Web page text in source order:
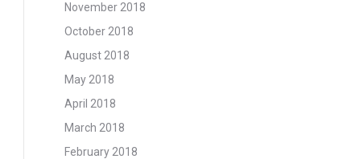
November 2018
October 2018
August 2018
May 2018
April 2018
March 2018
February 2018